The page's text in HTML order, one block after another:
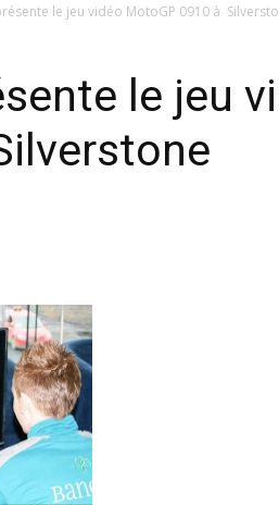
le jeu vidéo MotoGP 0910 à
le jeu